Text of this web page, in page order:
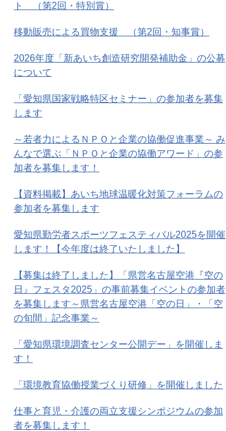
ト （第2回・特別賞）
移動販売による買物支援 （第2回・知事賞）
2026年度「新あいち創造研究開発補助金」の公募
について
「愛知県国家戦略特区セミナー」の参加者を募集
します
～若者力によるＮＰＯと企業の協働促進事業～ み
んなで選ぶ「ＮＰＯと企業の協働アワード」の参
加者を募集します！
【資料掲載】あいち地球温暖化対策フォーラムの
参加者を募集します
愛知県勤労者スポーツフェスティバル2025を開催
します！【今年度は終了いたしました】
【募集は終了しました】「県営名古屋空港『空の
日』フェスタ2025」の事前募集イベントの参加者
を募集します～県営名古屋空港「空の日」・「空
の旬間」記念事業～
「愛知県環境調査センター公開デー」を開催しま
す！
「環境教育協働授業づくり研修」を開催しました
仕事と育児・介護の両立支援シンポジウムの参加
者を募集します！